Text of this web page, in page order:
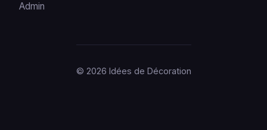
Admin
© 2026 Idées de Décoration